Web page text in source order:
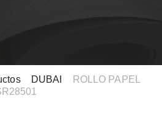
> DUBAI
ROLLO PAPEL